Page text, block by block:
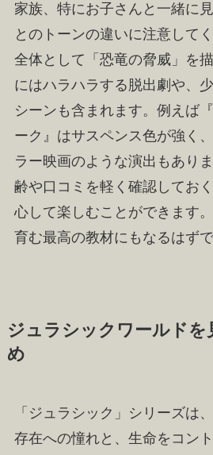
家族、特にお子さんと一緒に
とのトーンの違いに注意して
全体として「恐竜の脅威」を
にはハラハラする脱出劇や、
シーンも含まれます。例えば
ーク』はサスペンス色が強く
ラー映画のような演出もあり
齢や口コミを軽く確認してお
心して楽しむことができます
育む最高の教材にもなるはずで
ジュラシックワールドを
め
「ジュラシック」シリーズは
存在への憧れと、生命をコン